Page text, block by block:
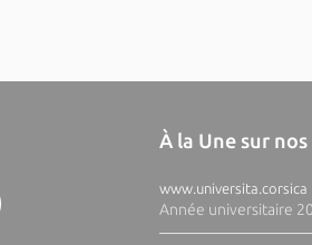
À la Une sur
www.universita.corsica
Année universitaire